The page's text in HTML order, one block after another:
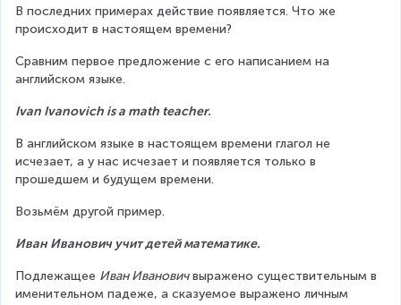
В последних примерах действие появляется. Что же
происходит в настоящем времени?
Сравним первое предложение с его написанием на
английском языке.
Ivan Ivanovich is a math teacher.
В английском языке в настоящем времени глагол не
исчезает, а у нас исчезает и появляется только в
прошедшем и будущем времени.
Возьмём другой пример.
Иван Иванович учит детей математике.
Подлежащее Иван Иванович выражено существительным в
именительном падеже, а сказуемое выражено личным